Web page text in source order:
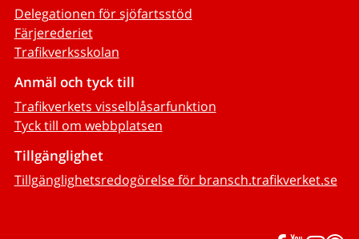
Delegationen för sjöfartsstöd
Färjerederiet
Trafikverksskolan
Anmäl och tyck till
Trafikverkets visselblåsarfunktion
Tyck till om webbplatsen
Tillgänglighet
Tillgänglighetsredogörelse för bransch.trafikverket.se